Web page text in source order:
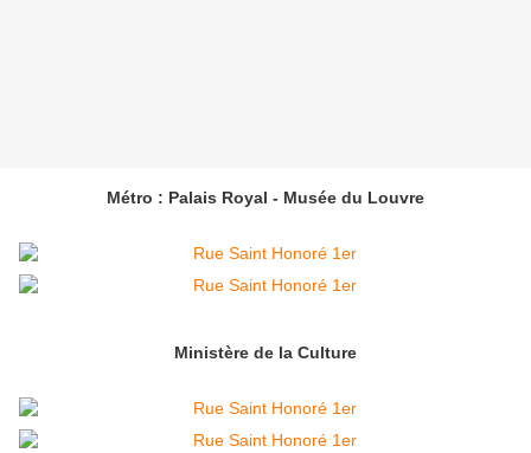
Métro : Palais Royal - Musée du Louvre
Ministère de la Culture